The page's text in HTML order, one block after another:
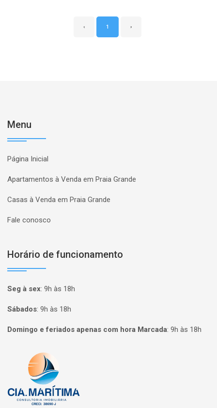
‹ 1 ›
Menu
Página Inicial
Apartamentos à Venda em Praia Grande
Casas à Venda em Praia Grande
Fale conosco
Horário de funcionamento
Seg à sex: 9h às 18h
Sábados: 9h às 18h
Domingo e feriados apenas com hora Marcada: 9h às 18h
Página inicial